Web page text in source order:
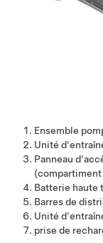
Ensemble
Unité
Panneau
Batterie haute
Barres de
Unité
prise de